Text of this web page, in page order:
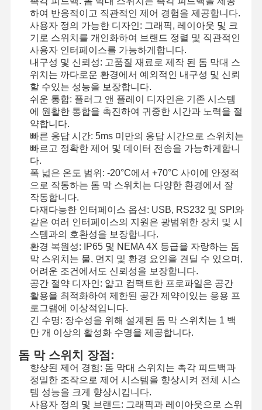
집 제품 비디오
우리 에 관한
공장 투어 품질 관리
인용 을 요청
하십시오
하여 반응적이고 직관적인 제어 경험을 제공합니다.
사용자 정의 가능한 디자인: 그래픽, 레이아웃 및 크
기로 스위치를 개인화하여 브랜드 정렬 및 직관적인
사용자 인터페이스를 가능하게합니다.
내구성 및 신뢰성: 고품질 재료로 제작 된 돔 막대 스
위치는 까다로운 환경에서 예외적인 내구성 및 신뢰
할 수있는 성능을 보장합니다.
쉬운 통합: 플러그 앤 플레이 디자인은 기존 시스템
에 원활한 통합을 촉진하여 귀중한 시간과 노력을 절
약합니다.
빠른 응답 시간: 5ms 미만의 응답 시간으로 스위치는
빠르고 정확한 제어 및 데이터 전송을 가능하게합니
다.
폭 넓은 온도 범위: -20°C에서 +70°C 사이에 안정적
으로 작동하는 돔 막 스위치는 다양한 환경에서 잘
작동합니다.
다재다능한 인터페이스 옵션: USB, RS232 및 SPI와
같은 여러 인터페이스의 지원은 광범위한 장치 및 시
스템과의 호환성을 보장합니다.
환경 복원성: IP65 및 NEMA 4X 등급을 자랑하는 돔
막 스위치는 물, 먼지 및 환경 요인을 견딜 수 있으며,
어려운 조건에서도 신뢰성을 보장합니다.
공간 절약 디자인: 얇고 컴팩트한 프로파일은 공간
활용을 최적화하여 제한된 공간 제약이있는 응용 프
로그램에 이상적입니다.
긴 수명: 장수성을 위해 설계된 돔 막 스위치는 1 백
만 개 이상의 활성화 수명을 제공합니다.
돔 막 스위치 장점:
향상된 제어 경험: 돔 막대 스위치는 촉각 피드백과
정밀한 조작으로 제어 시스템을 향상시켜 전체 시스
템 성능을 크게 향상시킵니다.
사용자 정의 및 브랜드: 그래픽과 레이아웃으로 스위